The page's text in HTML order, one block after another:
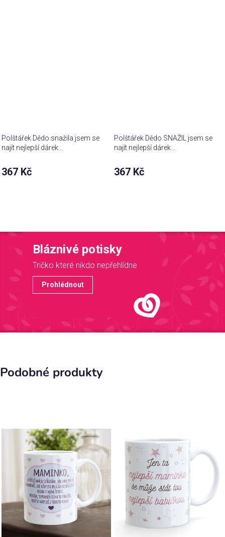
Polštářek Dědo snažila jsem se
najít nejlepší dárek...
367 Kč
Polštářek Dědo SNAŽIL jsem se
najít nejlepší dárek...
367 Kč
Bláznivé potisky
Tričko které nikdo nepřehlídne
Prohlédnout
Podobné produkty